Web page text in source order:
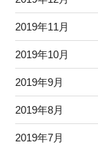
2019年11月
2019年10月
2019年9月
2019年8月
2019年7月